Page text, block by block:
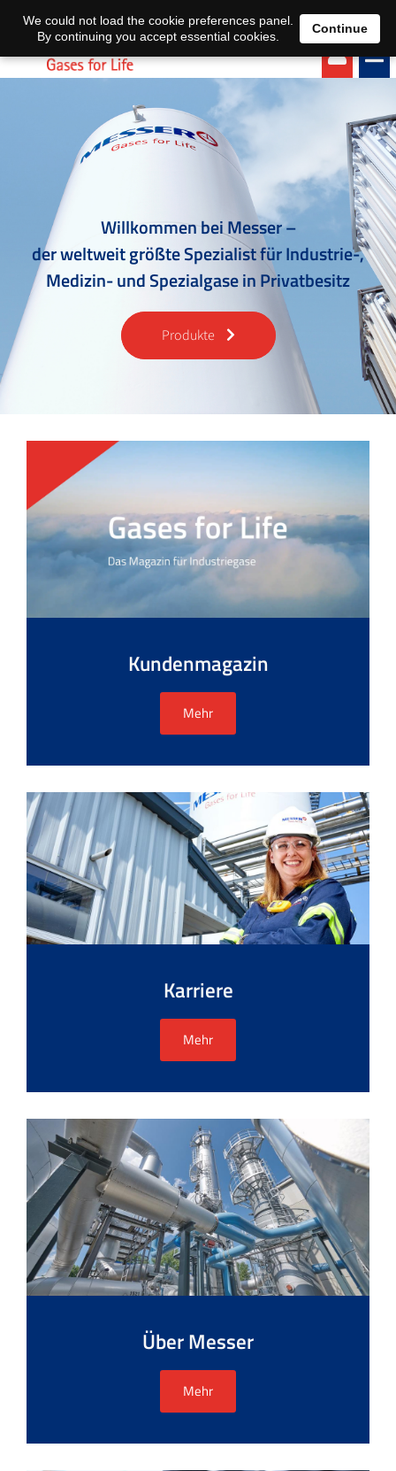
EN DE
Willkommen bei Messer –
der weltweit größte Spezialist für Industrie-,
Medizin- und Spezialgase in Privatbesitz
Produkte
Über Messer
Mehr
Kundenmagazin
Mehr
Karriere
Mehr
We could not load the cookie preferences panel.
By continuing you accept essential cookies.
Continue